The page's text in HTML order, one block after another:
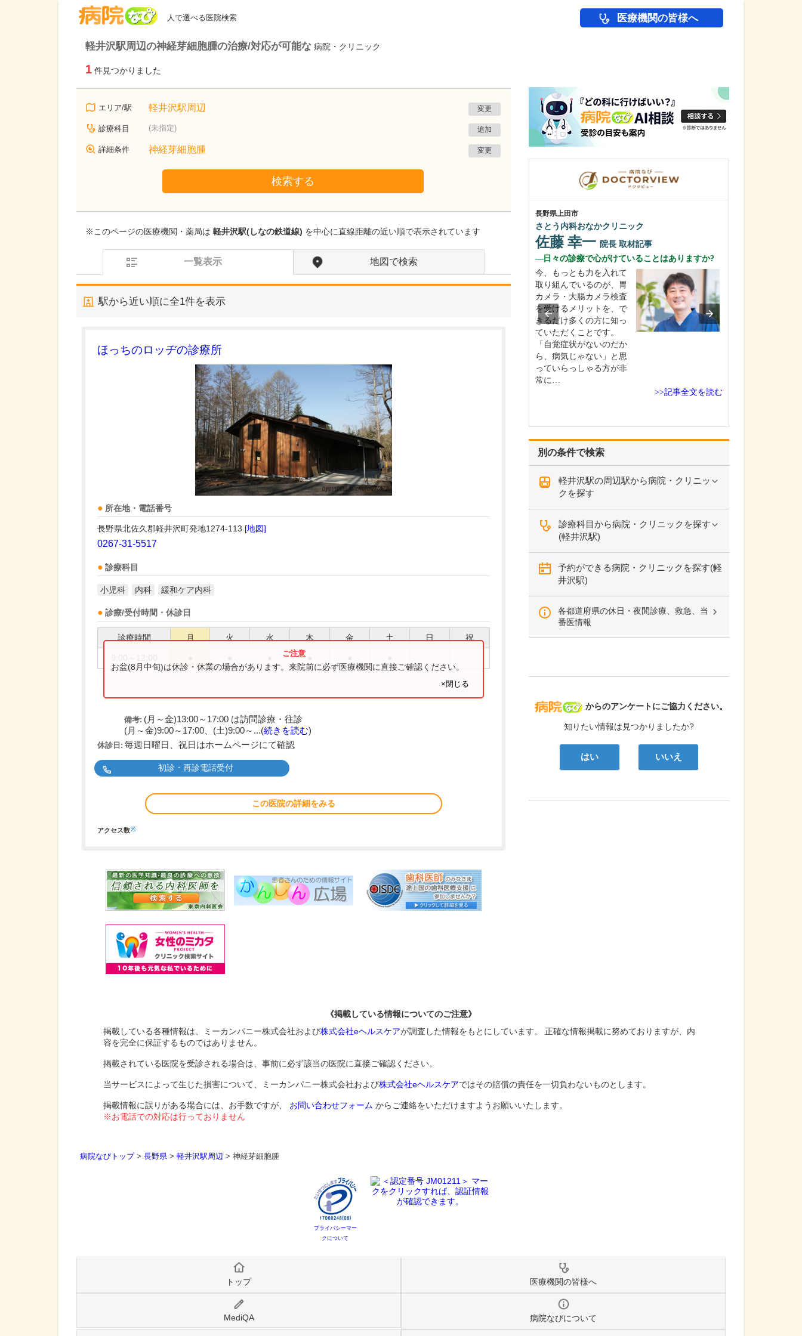
人で選べる医院検索 医療機関の皆様へ
軽井沢駅周辺の神経芽細胞腫の治療/対応が可能な 病院・クリニック
1 件見つかりました
エリア/駅 軽井沢駅周辺 変更
診療科目 (未指定) 追加
詳細条件 神経芽細胞腫 変更
検索する
※このページの医療機関・薬局は 軽井沢駅(しなの鉄道線) を中心に直線距離の近い順で表示されています
一覧表示 地図で検索
駅から近い順に全1件を表示
ほっちのロッヂの診療所
所在地・電話番号
長野県北佐久郡軽井沢町発地1274-113 [地図]
0267-31-5517
診療科目
小児科 内科 緩和ケア内科
診療/受付時間・休診日
診療時間 月 火 水 木 金 土 日 祝
お盆(8月中旬)は休診・休業の場合があります。来院前に必ず医療機関に直接ご確認ください。
×閉じる
備考: (月～金)13:00～17:00 は訪問診療・往診
(月～金)9:00～17:00、(土)9:00～...(続きを読む)
休診日: 毎週日曜日、祝日はホームページにて確認
初診・再診電話受付
この医院の詳細をみる
アクセス数※
別の条件で検索
軽井沢駅の周辺駅から病院・クリニッ
クを探す
診療科目から病院・クリニックを探す
(軽井沢駅)
予約ができる病院・クリニックを探す(軽
井沢駅)
各都道府県の休日・夜間診療、救急、当
番医情報
病院なび
からのアンケートにご協力ください。
知りたい情報は見つかりましたか?
はい いいえ
長野県松本市
やまだ内科クリニック
力を入れている診療がありましたら教えてくだ
私の専門である消化器疾
は、食道・胃・大腸をは
じめ肝臓・胆道(胆のう・
胆管…
長野県上田市
さとう内科おなかクリニック
佐藤 幸一 院長 取材記事
日々の診療で心がけていることはありますか?
今、もっとも力を入れて
取り組んでいるのが、胃
カメラ・大腸カメラ検査
を受けるメリットを、で
きるだけ多くの方に知っ
ていただくことです。
「自覚症状がないのだか
ら、病気じゃない」と思
っていらっしゃる方が非
常に…
>>記事全文を読む
《掲載している情報についてのご注意》
掲載している各種情報は、ミーカンパニー株式会社および株式会社eヘルスケアが調査した情報をもとにしています。 正確な情報掲載に努めておりますが、内
容を完全に保証するものではありません。
掲載されている医院を受診される場合は、事前に必ず該当の医院に直接ご確認ください。
当サービスによって生じた損害について、ミーカンパニー株式会社および株式会社eヘルスケアではその賠償の責任を一切負わないものとします。
掲載情報に誤りがある場合には、お手数ですが、 お問い合わせフォーム からご連絡をいただけますようお願いいたします。
※お電話での対応は行っておりません
病院なびトップ> 長野県 > 軽井沢駅周辺 > 神経芽細胞腫
プライバシーマー
クについて
トップ 医療機関の皆様へ
MediQA 病院なびについて